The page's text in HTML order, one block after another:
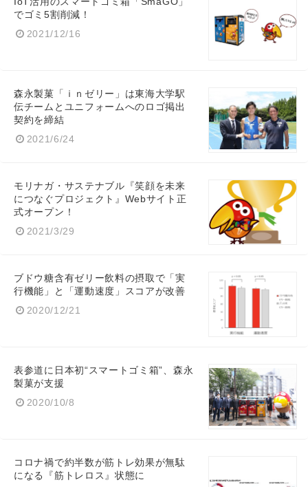
でゴミ5割削減！
2021/12/16
森永製菓「ｉｎゼリー」は東海大学駅
伝チームとユニフォームへのロゴ掲出
契約を締結
2021/6/24
モリナガ・サステナブル『笑顔を未来
につなぐプロジェクト』Webサイト正
式オープン！
2021/3/29
ブドウ糖含有ゼリー飲料の摂取で「実
行機能」と「運動速度」スコアが改善
2020/12/21
表参道に日本初“スマートゴミ箱”、森永
製菓が支援
2020/10/8
コロナ禍で約半数が筋トレ効果が無駄
になる『筋トレロス』状態に